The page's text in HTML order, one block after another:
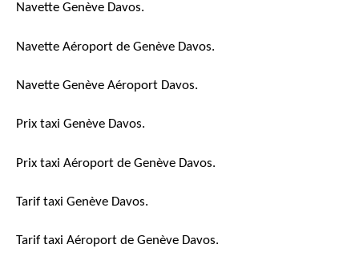
Navette Genève Davos.
Navette Aéroport de Genève Davos.
Navette Genève Aéroport Davos.
Prix taxi Genève Davos.
Prix taxi Aéroport de Genève Davos.
Tarif taxi Genève Davos.
Tarif taxi Aéroport de Genève Davos.